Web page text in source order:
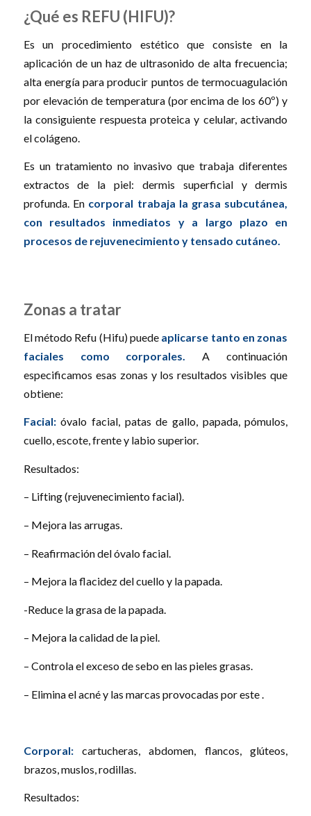
¿Qué es REFU (HIFU)?
Es un procedimiento estético que consiste en la
aplicación de un haz de ultrasonido de alta frecuencia;
alta energía para producir puntos de termocuagulación
por elevación de temperatura (por encima de los 60º) y
la consiguiente respuesta proteica y celular, activando
el colágeno.
Es un tratamiento no invasivo que trabaja diferentes
extractos de la piel: dermis superficial y dermis
profunda. En corporal trabaja la grasa subcutánea,
con resultados inmediatos y a largo plazo en
procesos de rejuvenecimiento y tensado cutáneo.
Zonas a tratar
El método Refu (Hifu) puede aplicarse tanto en zonas
faciales como corporales.
A continuación
especificamos esas zonas y los resultados visibles que
obtiene:
Facial:óvalo facial, patas de gallo, papada, pómulos,
cuello, escote, frente y labio superior.
Resultados:
– Lifting (rejuvenecimiento facial).
– Mejora las arrugas.
– Reafirmación del óvalo facial.
– Mejora la flacidez del cuello y la papada.
-Reduce la grasa de la papada.
– Mejora la calidad de la piel.
– Controla el exceso de sebo en las pieles grasas.
– Elimina el acné y las marcas provocadas por este .
Corporal:cartucheras, abdomen, flancos, glúteos,
brazos, muslos, rodillas.
Resultados: